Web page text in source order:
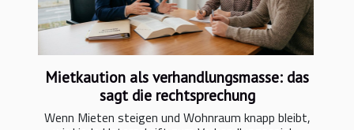
Mietkaution als verhandlungsmasse: das
sagt die rechtsprechung
Wenn Mieten steigen und Wohnraum knapp bleibt,